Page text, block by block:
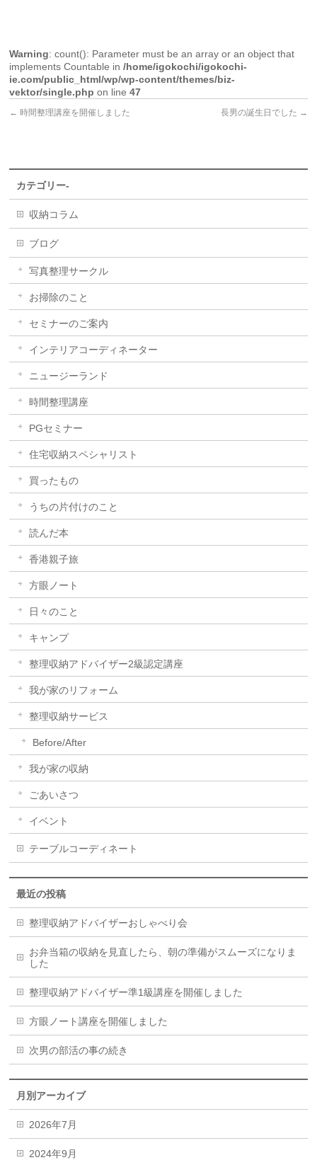
Warning: count(): Parameter must be an array or an object that
implements Countable in/home/igokochi/igokochi-
ie.com/public_html/wp/wp-content/themes/biz-
vektor/single.php on line47
← 時間整理講座を開催しました 長男の誕生日でした →
カテゴリー-
収納コラム
ブログ
写真整理サークル
お掃除のこと
セミナーのご案内
インテリアコーディネーター
ニュージーランド
時間整理講座
PGセミナー
住宅収納スペシャリスト
買ったもの
うちの片付けのこと
読んだ本
香港親子旅
方眼ノート
日々のこと
キャンプ
整理収納アドバイザー2級認定講座
我が家のリフォーム
整理収納サービス
Before/After
我が家の収納
ごあいさつ
イベント
テーブルコーディネート
最近の投稿
整理収納アドバイザーおしゃべり会
お弁当箱の収納を見直したら、朝の準備がスムーズになりま
した
整理収納アドバイザー準1級講座を開催しました
方眼ノート講座を開催しました
次男の部活の事の続き
月別アーカイブ
2026年7月
2024年9月